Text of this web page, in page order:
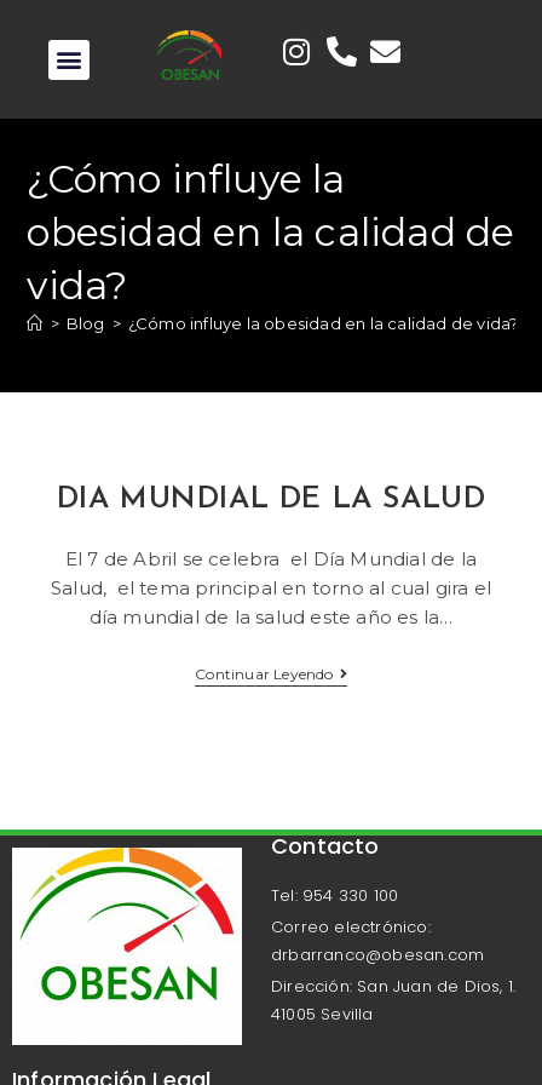
¿Cómo influye la
obesidad en la calidad de
vida?
> Blog > ¿Cómo influye la obesidad en la calidad de vida?
DIA MUNDIAL DE LA SALUD
El 7 de Abril se celebra el Día Mundial de la
Salud, el tema principal en torno al cual gira el
día mundial de la salud este año es la…
Continuar Leyendo
Contacto
Tel: 954 330 100
Correo electrónico:
drbarranco@obesan.com
Dirección: San Juan de Dios, 1.
41005 Sevilla